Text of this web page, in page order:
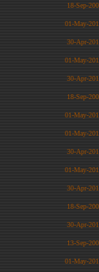
18-Sep-
01-May-
30-Apr-
01-May-
30-Apr-
18-Sep-
01-May-
01-May-
30-Apr-
01-May-
30-Apr-
18-Sep-
30-Apr-
13-Sep-
01-May-